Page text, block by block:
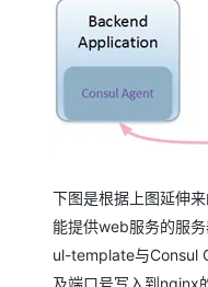
下图是根据上图延伸
能提供web服务的服
ul-template与Consul
及端口号写入到nginx